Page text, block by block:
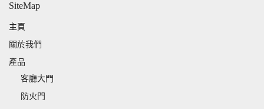
SiteMap
主頁
關於我們
產品
客廳大門
防火門